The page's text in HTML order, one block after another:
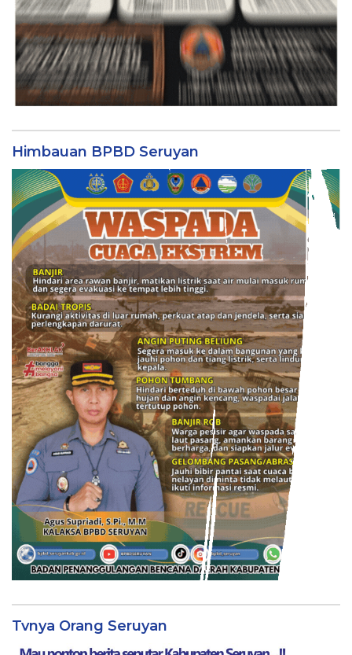
Himbauan BPBD Seruyan
Tvnya Orang Seruyan